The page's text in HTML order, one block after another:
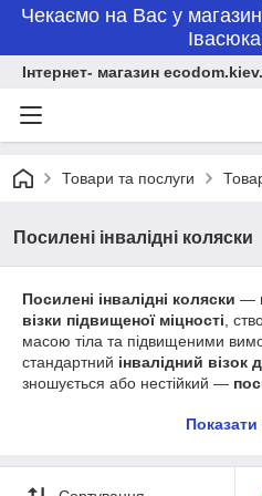
Чекаємо на Вас у
Інтернет- магазин
Товари та послуги
Посилені інвалідні коляски
Посилені інвалідні коляски —
візки підвищеної міцності ,
масою тіла та підвищеними
стандартний інвалідний візок
зношується або нестійкий —
міцні інвалідні коляски до
Показати